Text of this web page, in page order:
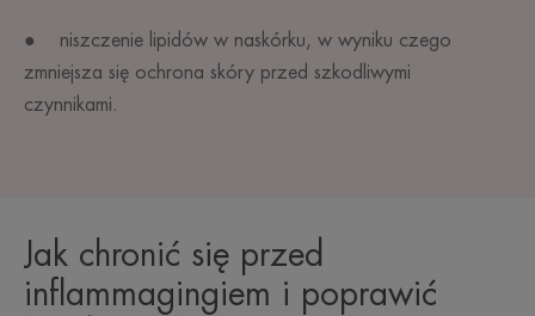
● niszczenie lipidów w naskórku, w wyniku czego
zmniejsza się ochrona skóry przed szkodliwymi
czynnikami.
Jak chronić się przed
inflammagingiem i poprawić